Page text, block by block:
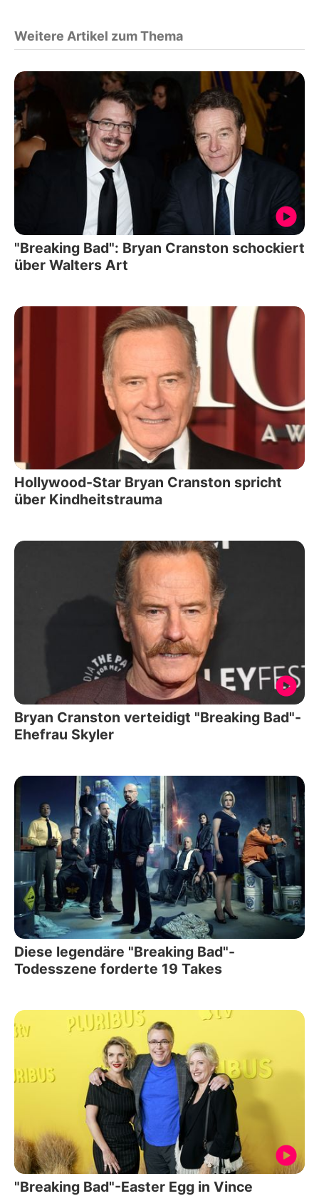
Weitere Artikel zum Thema
"Breaking Bad": Bryan Cranston schockiert
über Walters Art
Hollywood-Star Bryan Cranston spricht
über Kindheitstrauma
Bryan Cranston verteidigt "Breaking Bad"-
Ehefrau Skyler
Diese legendäre "Breaking Bad"-
Todesszene forderte 19 Takes
"Breaking Bad"-Easter Egg in Vince